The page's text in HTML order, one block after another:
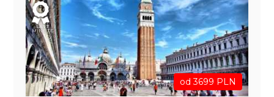
od 3699 PLN
LAST
MINUTE